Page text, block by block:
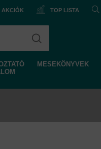
AKCIÓK TOP LISTA
MESEKÖNYVEK